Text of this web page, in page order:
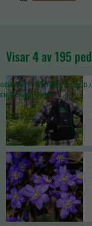
Visar4 av 195
GEOGRAFI / SVENSKA / SLÖJD /
ENGELSKA / FYSIK